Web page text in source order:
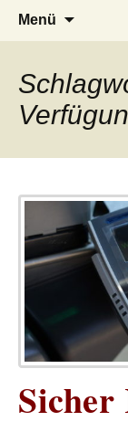
LUCKX
– das
Menü
Sicher